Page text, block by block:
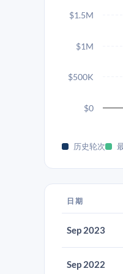
$0
$500K
$1M
$1.5M
历史轮次
日期
Sep 2023
Sep 2022